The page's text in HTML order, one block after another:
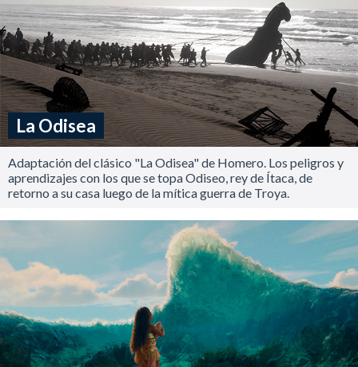
La Odisea
Adaptación del clásico "La Odisea" de Homero. Los peligros y
aprendizajes con los que se topa Odiseo, rey de Ítaca, de
retorno a su casa luego de la mítica guerra de Troya.